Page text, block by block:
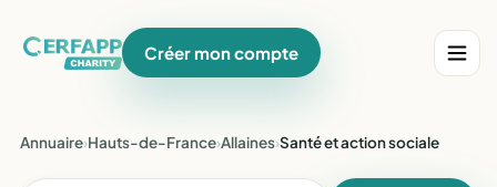
Créer mon compte
Annuaire›Hauts-de-France›Allaines›Santé et action sociale